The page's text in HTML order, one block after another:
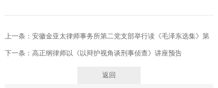
上一条：安徽金亚太律师事务所第二党支部举行读《毛泽东选集》第
二期主题党日活动‌
下一条：高正纲律师以《以辩护视角谈刑事侦查》讲座预告
返回